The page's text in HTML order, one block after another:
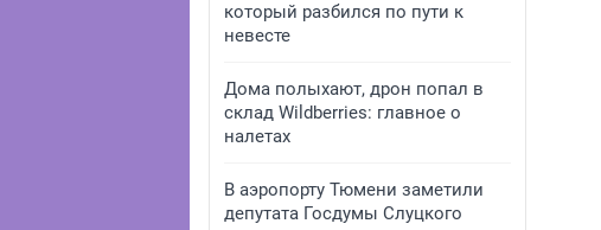
который разбился по пути к
невесте
Дома полыхают, дрон попал в
склад Wildberries: главное о
налетах
В аэропорту Тюмени заметили
депутата Госдумы Слуцкого